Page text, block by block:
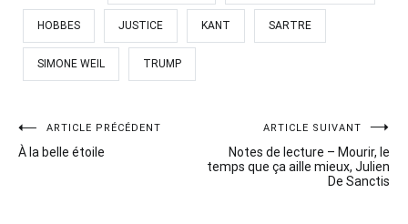
HOBBES JUSTICE KANT SARTRE
SIMONE WEIL TRUMP
Navigation
ARTICLE PRÉCÉDENT
À la belle étoile
ARTICLE SUIVANT
Notes de lecture – Mourir, le
temps que ça aille mieux, Julien
De Sanctis